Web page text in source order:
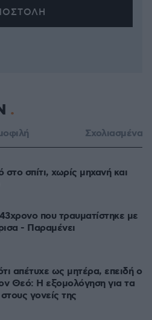
Σχολιασμένα
σπίτι, χωρίς μηχανή και
που τραυματίστηκε με
- Παραμένει
απέτυχε ως μητέρα, επειδή ο
Θεό: Η εξομολόγηση για τα
γονείς της